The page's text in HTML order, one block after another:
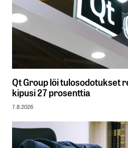
Qt Group löi tulosodotukset
kipusi 27 prosenttia
7.8.2026